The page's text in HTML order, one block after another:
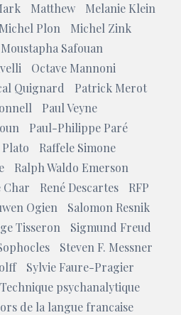
Matthew
Melanie Klein
Michel Plon
Michel Zink
Moustapha Safouan
Octave Mannoni
Quignard
Patrick Merot
Paul Veyne
Paul-Philippe Paré
Plato
Raffele Simone
Ralph Waldo Emerson
Char René Descartes
RFP
Ogien
Salomon Resnik
Tisseron
Sigmund Freud
Steven F. Messner
Sylvie Faure-Pragier
Technique psychanalytique
de la langue francaise